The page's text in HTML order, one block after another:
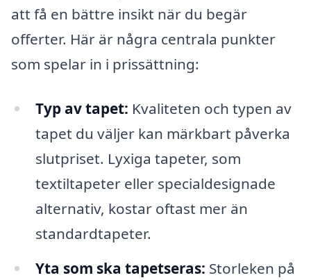
att få en bättre insikt när du begär
offerter. Här är några centrala punkter
som spelar in i prissättning:
Typ av tapet: Kvaliteten och typen av
tapet du väljer kan märkbart påverka
slutpriset. Lyxiga tapeter, som
textiltapeter eller specialdesignade
alternativ, kostar oftast mer än
standardtapeter.
Yta som ska tapetseras: Storleken på